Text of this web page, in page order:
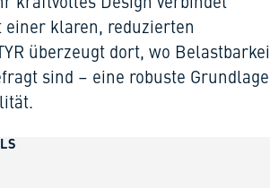
einer klaren, reduzierten
überzeugt dort, wo
sind – eine robuste